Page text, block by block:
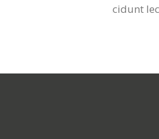
tincidunt